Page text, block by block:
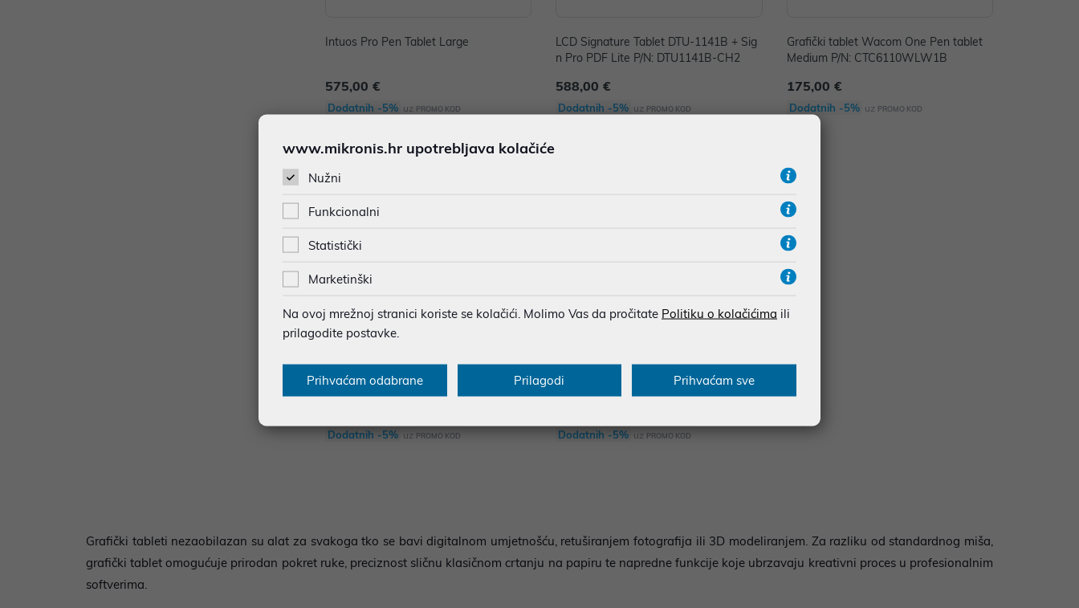
Intuos Pro Pen Tablet Large
575,00 €
Dodatnih -5% uz PROMO KOD
LCD Signature Tablet DTU-1141B + Sig
n Pro PDF Lite P/N: DTU1141B-CH2
588,00 €
Dodatnih -5% uz PROMO KOD
Grafički tablet Wacom One Pen tablet
Medium P/N: CTC6110WLW1B
175,00 €
Dodatnih -5% uz PROMO KOD
Grafički tablet Wacom One Pen tablet S
mall P/N: CTC4110WLW1B
Dodatnih -5% uz PROMO KOD
Mi LCD Writing Tablet 13.5"
Dodatnih -5% uz PROMO KOD
Grafički tableti nezaobilazan su alat za svakoga tko se bavi digitalnom umjetnošću, retuširanjem fotografija ili 3D modeliranjem. Za razliku od standardnog miša,
grafički tablet omogućuje prirodan pokret ruke, preciznost sličnu klasičnom crtanju na papiru te napredne funkcije koje ubrzavaju kreativni proces u profesionalnim
softverima.
www.mikronis.hr upotrebljava kolačiće
Nužni
Funkcionalni
Statistički
Marketinški
Na ovoj mrežnoj stranici koriste se kolačići. Molimo Vas da pročitate Politiku o kolačićima ili
prilagodite postavke.
Prihvaćam odabrane Prilagodi Prihvaćam sve